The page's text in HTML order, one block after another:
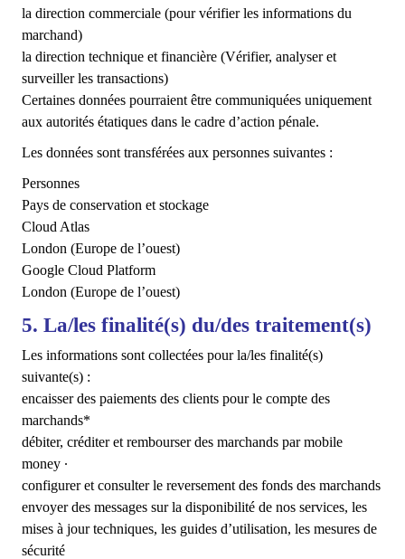
la direction commerciale (pour vérifier les informations du
marchand)
la direction technique et financière (Vérifier, analyser et
surveiller les transactions)
Certaines données pourraient être communiquées uniquement
aux autorités étatiques dans le cadre d’action pénale.
Les données sont transférées aux personnes suivantes :
Personnes
Pays de conservation et stockage
Cloud Atlas
London (Europe de l’ouest)
Google Cloud Platform
London (Europe de l’ouest)
5. La/les finalité(s) du/des traitement(s)
Les informations sont collectées pour la/les finalité(s)
suivante(s) :
encaisser des paiements des clients pour le compte des
marchands*
débiter, créditer et rembourser des marchands par mobile
money ∙
configurer et consulter le reversement des fonds des marchands
envoyer des messages sur la disponibilité de nos services, les
mises à jour techniques, les guides d’utilisation, les mesures de
sécurité